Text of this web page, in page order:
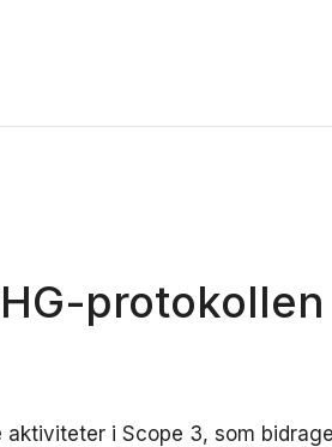
protokollen
i Scope 3, som